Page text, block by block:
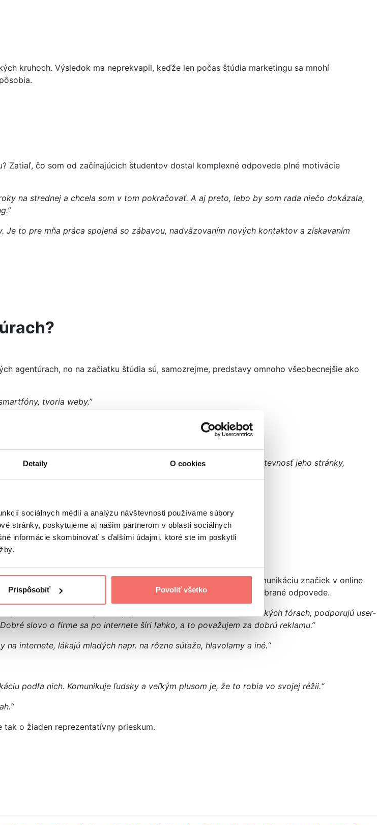
Detaily O cookies
sociálnych médií a analýzu návštevnosti používame súbory
stránky, poskytujeme aj našim partnerom v oblasti sociálnych
informácie skombinovať s ďalšími údajmi, ktoré ste im poskytli
Prispôsobiť Povoliť všetko
kruhoch. Výsledok ma neprekvapil, keďže len počas štúdia marketingu sa mnohí
Zatiaľ, čo som od začínajúcich študentov dostal komplexné odpovede plné motivácie
na strednej a chcela som v tom pokračovať. A aj preto, lebo by som rada niečo dokázala,
Je to pre mňa práca spojená so zábavou, nadväzovaním nových kontaktov a získavaním
agentúrach, no na začiatku štúdia sú, samozrejme, predstavy omnoho všeobecnejšie ako
tvoria weby.”
povedomie – riadia jeho marketing vo vyhľadávaní, zvyšujú návštevnosť jeho stránky,
sociálne siete, robia SEO, copywriting…”
značiek?
je to pre mňa trochu prekvapením, že tak podrobne vnímajú komunikáciu značiek v online
má podľa teba najlepší online marketing a popíš prečo.“ A tu sú vybrané odpovede.
spätá s komunitou. Odpovedajú priamo v diskusiách na fanúšikovských fórach, podporujú user-
slovo o firme sa po internete šíri ľahko, a to považujem za dobrú reklamu.”
internete, lákajú mladých napr. na rôzne súťaže, hlavolamy a iné.“
podľa nich. Komunikuje ľudsky a veľkým plusom je, že to robia vo svojej réžii.“
o žiaden reprezentatívny prieskum.